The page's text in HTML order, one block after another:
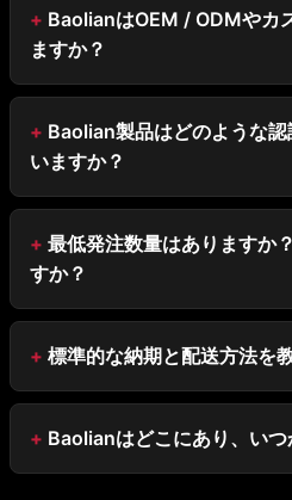
BaolianはOEM / ODMやカ
ますか？
Baolian製品はどのような
いますか？
最低発注数量はありますか
すか？
標準的な納期と配送方法を
Baolianはどこにあり、い